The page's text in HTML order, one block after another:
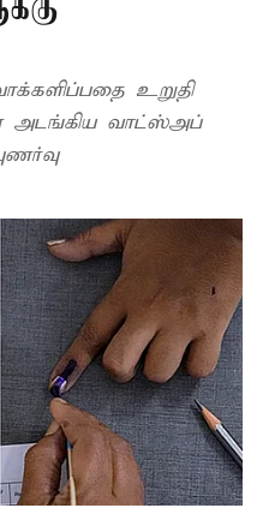
உறுதி
வாட்ஸ்அப்